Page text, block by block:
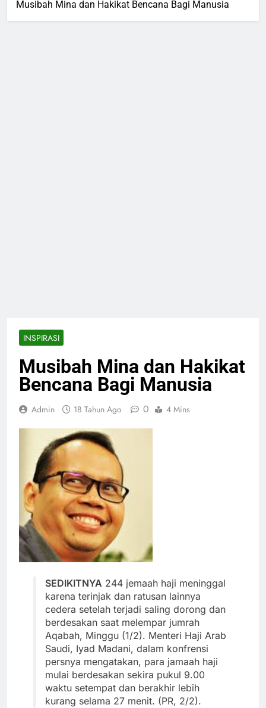
Musibah Mina dan Hakikat Bencana Bagi Manusia
INSPIRASI
Musibah Mina dan Hakikat
Bencana Bagi Manusia
Admin 18 Tahun Ago 0 4 Mins
SEDIKITNYA 244 jemaah haji meninggal
karena terinjak dan ratusan lainnya
cedera setelah terjadi saling dorong dan
berdesakan saat melempar jumrah
Aqabah, Minggu (1/2). Menteri Haji Arab
Saudi, Iyad Madani, dalam konfrensi
persnya mengatakan, para jamaah haji
mulai berdesakan sekira pukul 9.00
waktu setempat dan berakhir lebih
kurang selama 27 menit. (PR, 2/2).